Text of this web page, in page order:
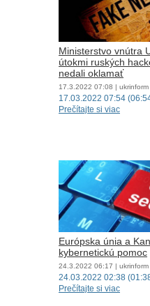
Ministerstvo vnútra
útokmi ruských
nedali oklamať
17.3.2022 07:08 | ukrinform
17.03.2022 07:54
Prečítajte si viac
Európska únia a
kybernetickú pomoc
24.3.2022 06:17 | ukrinform
24.03.2022 02:38
Prečítajte si viac